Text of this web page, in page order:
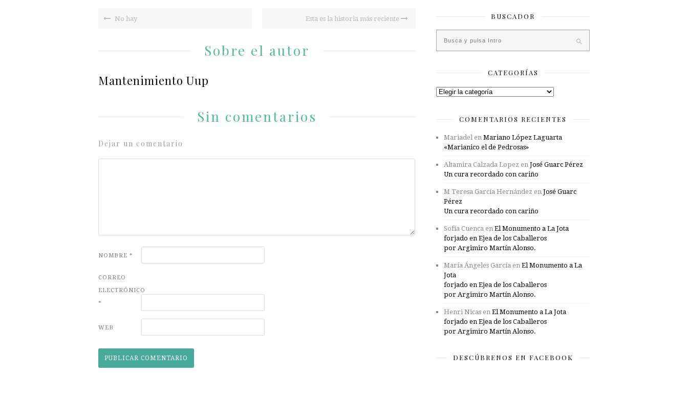
No hay Esta es la historia más reciente
Sobre el autor
Mantenimiento Uup
Sin comentarios
Dejar un comentario
NOMBRE *
CORREO
ELECTRÓNICO
*
WEB
BUSCADOR
CATEGORÍAS
Categorías
COMENTARIOS RECIENTES
Mariadelen Mariano López Laguarta
«Marianico el de Pedrosas»
Altamira Calzada Lopez en José Guarc Pérez
Un cura recordado con cariño
M Teresa García Hernández en José Guarc
Pérez
Un cura recordado con cariño
Sofía Cuenca en El Monumento a La Jota
forjado en Ejea de los Caballeros
por Argimiro Martín Alonso.
María Ángeles García en El Monumento a La
Jota
forjado en Ejea de los Caballeros
por Argimiro Martín Alonso.
Henri Nicas en El Monumento a La Jota
forjado en Ejea de los Caballeros
por Argimiro Martín Alonso.
DESCÚBRENOS EN FACEBOOK